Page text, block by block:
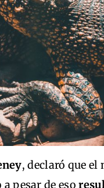
, declaró que el
pesar de eso